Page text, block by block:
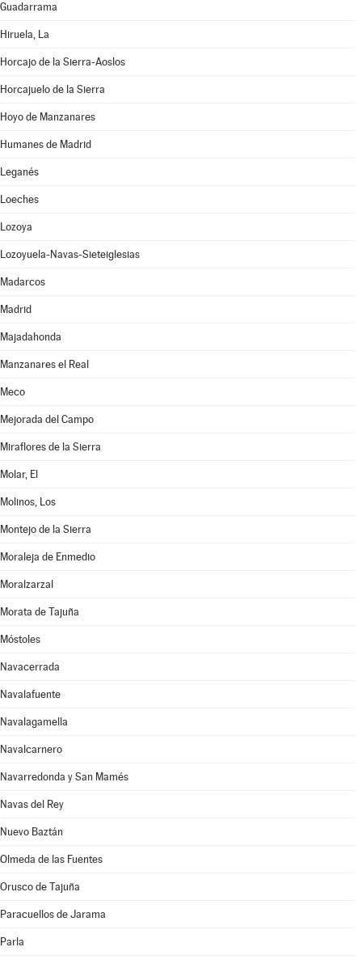
Guadarrama
Hiruela, La
Horcajo de la Sierra-Aoslos
Horcajuelo de la Sierra
Hoyo de Manzanares
Humanes de Madrid
Leganés
Loeches
Lozoya
Lozoyuela-Navas-Sieteiglesias
Madarcos
Madrid
Majadahonda
Manzanares el Real
Meco
Mejorada del Campo
Miraflores de la Sierra
Molar, El
Molinos, Los
Montejo de la Sierra
Moraleja de Enmedio
Moralzarzal
Morata de Tajuña
Móstoles
Navacerrada
Navalafuente
Navalagamella
Navalcarnero
Navarredonda y San Mamés
Navas del Rey
Nuevo Baztán
Olmeda de las Fuentes
Orusco de Tajuña
Paracuellos de Jarama
Parla